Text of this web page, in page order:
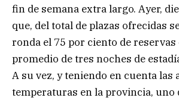
fin de semana extra largo. Ayer,
que, del total de plazas ofrecidas
ronda el 75 por ciento de
promedio de tres noches de
A su vez, y teniendo en cuenta las
temperaturas en la provincia, uno